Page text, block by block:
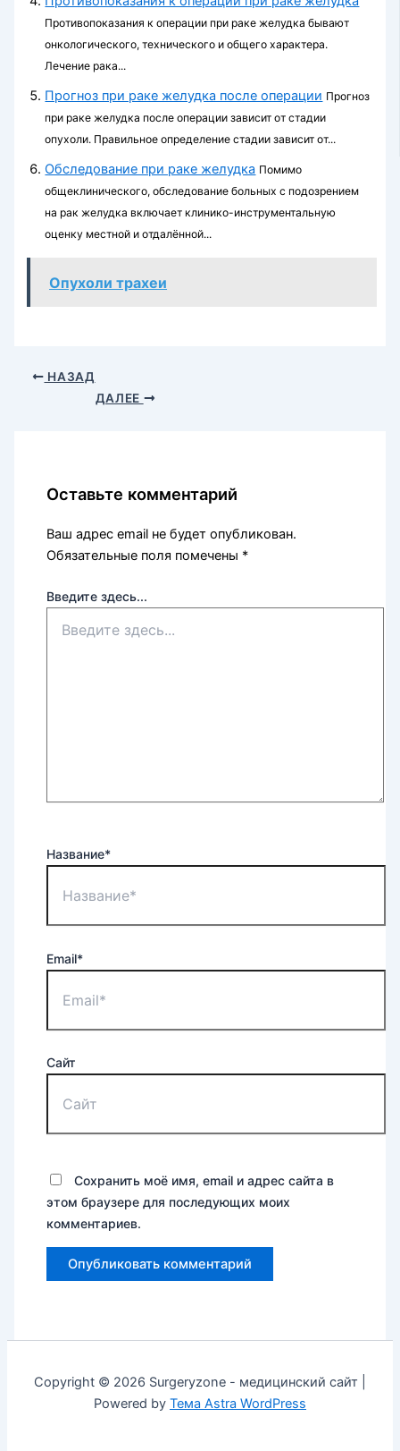
Противопоказания к операции при раке желудка бывают
онкологического, технического и общего характера.
Лечение рака...
Прогноз при раке желудка после операции Прогноз
при раке желудка после операции зависит от стадии
опухоли. Правильное определение стадии зависит от...
Обследование при раке желудка Помимо
общеклинического, обследование больных с подозрением
на рак желудка включает клинико-инструментальную
оценку местной и отдалённой...
Опухоли трахеи
НАЗАД
ДАЛЕЕ
Оставьте комментарий
Ваш адрес email не будет опубликован.
Обязательные поля помечены *
Введите здесь...
Название*
Email*
Сайт
Сохранить моё имя, email и адрес сайта в
этом браузере для последующих моих
комментариев.
Copyright © 2026 Surgeryzone - медицинский сайт |
Powered by Тема Astra WordPress